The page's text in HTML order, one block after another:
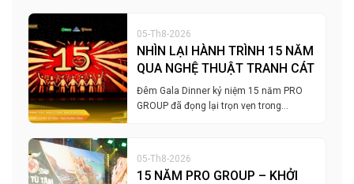
05-Th8-2026
NHÌN LẠI HÀNH TRÌNH 15 NĂM
QUA NGHỆ THUẬT TRANH CÁT
Đêm Gala Dinner kỷ niệm 15 năm PRO
GROUP đã đọng lại trọn vẹn trong…
05-Th8-2026
15 NĂM PRO GROUP – KHỞI